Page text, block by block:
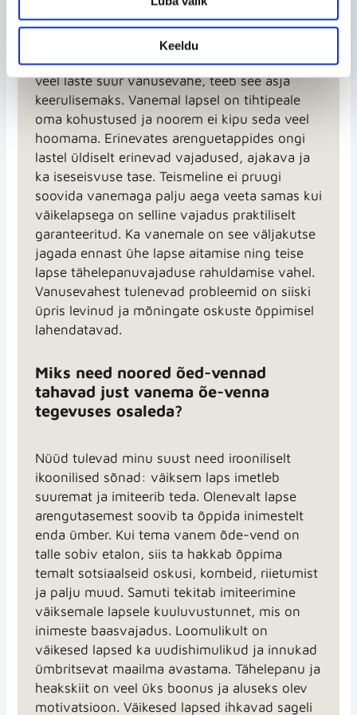
Keeldu
Vaba aja tegevuste korraldamine ja kodus
lastega õppimine on üks keeruline ettevõtmine
ja paljude vanemate ühine mure. Kui lisada
veel laste suur vanusevahe, teeb see asja
keerulisemaks. Vanemal lapsel on tihtipeale
oma kohustused ja noorem ei kipu seda veel
hoomama. Erinevates arenguetappides ongi
lastel üldiselt erinevad vajadused, ajakava ja
ka iseseisvuse tase. Teismeline ei pruugi
soovida vanemaga palju aega veeta samas kui
väikelapsega on selline vajadus praktiliselt
garanteeritud. Ka vanemale on see väljakutse
jagada ennast ühe lapse aitamise ning teise
lapse tähelepanuvajaduse rahuldamise vahel.
Vanusevahest tulenevad probleemid on siiski
üpris levinud ja mõningate oskuste õppimisel
lahendatavad.
Miks need noored õed-vennad
tahavad just vanema õe-venna
tegevuses osaleda?
Nüüd tulevad minu suust need irooniliselt
ikoonilised sõnad: väiksem laps imetleb
suuremat ja imiteerib teda. Olenevalt lapse
arengutasemest soovib ta õppida inimestelt
enda ümber. Kui tema vanem õde-vend on
talle sobiv etalon, siis ta hakkab õppima
temalt sotsiaalseid oskusi, kombeid, riietumist
ja palju muud. Samuti tekitab imiteerimine
väiksemale lapsele kuuluvustunnet, mis on
inimeste baasvajadus. Loomulikult on
väikesed lapsed ka uudishimulikud ja innukad
ümbritsevat maailma avastama. Tähelepanu ja
heakskiit on veel üks boonus ja aluseks olev
motivatsioon. Väikesed lapsed ihkavad sageli